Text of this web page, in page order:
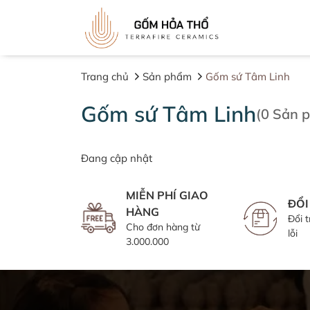
Trang chủ Sản phẩm Gốm sứ Tâm Linh
Gốm sứ Tâm Linh(0 Sản
Sản phẩm trang trí
Bộ trà/ Cà phê
rượu
Đang cập nhật
MIỄN PHÍ GIAO
HÀNG
Cho đơn hàng từ
3.000.000
ĐỔI
Đổi
lỗi